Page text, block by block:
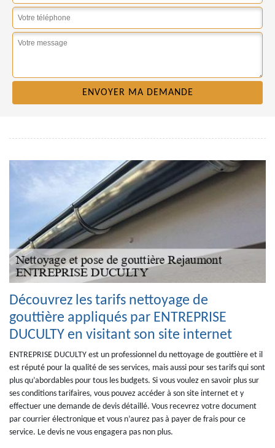
Découvrez les tarifs nettoyage de
gouttière appliqués par ENTREPRISE
DUCULTY en visitant son site internet
ENTREPRISE DUCULTY est un professionnel du nettoyage de gouttière et il
est réputé pour la qualité de ses services, mais aussi pour ses tarifs qui sont
plus qu’abordables pour tous les budgets. Si vous voulez en savoir plus sur
ses conditions tarifaires, vous pouvez accéder à son site internet et y
effectuer une demande de devis détaillé. Vous recevrez votre document
par courrier électronique et vous n’aurez pas à payer de frais pour ce
service. Le devis ne vous engagera pas non plus.